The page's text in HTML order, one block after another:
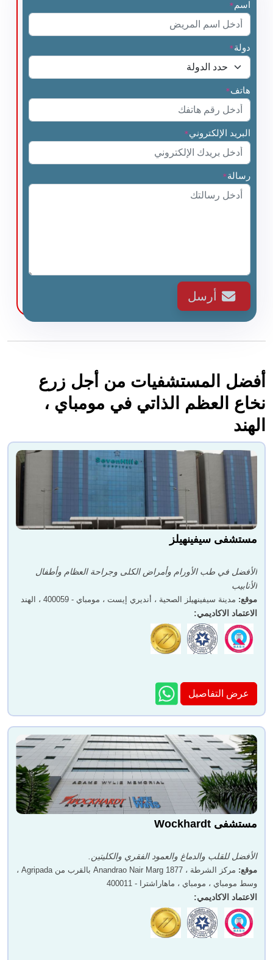
اسم *
دولة*
هاتف*
البريد الإلكتروني*
رسالة*
أرسل
أفضل المستشفيات من أجل زرع
نخاع العظم الذاتي في مومباي ،
الهند
مستشفى سيفينهيلز
الأفضل في طب الأورام وأمراض الكلى وجراحة العظام وأطفال
الأنابيب
موقع: مدينة سيفينهيلز الصحية ، أنديري إيست ، مومباي - 400059 ، الهند
الاعتماد الاكاديمي:
عرض التفاصيل
مستشفى Wockhardt
الأفضل للقلب والدماغ والعمود الفقري والكليتين.
موقع:
مركز الشرطة ، 1877 Anandrao Nair Marg بالقرب من Agripada ،
وسط مومباي ، مومباي ، ماهاراشترا - 400011
الاعتماد الاكاديمي: